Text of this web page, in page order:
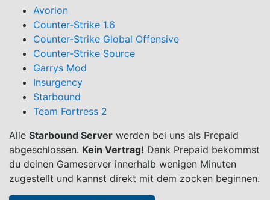
Avorion
Counter-Strike 1.6
Counter-Strike Global Offensive
Counter-Strike Source
Garrys Mod
Insurgency
Starbound
Team Fortress 2
Alle Starbound Server werden bei uns als Prepaid
abgeschlossen. Kein Vertrag! Dank Prepaid bekommst
du deinen Gameserver innerhalb wenigen Minuten
zugestellt und kannst direkt mit dem zocken beginnen.